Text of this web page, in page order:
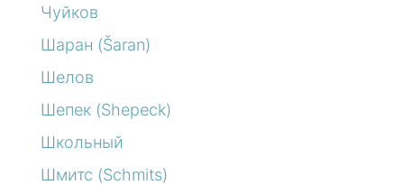
Чуйков
Шаран (Šaran)
Шелов
Шепек (Shepeck)
Школьный
Шмитс (Schmits)